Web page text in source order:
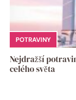
POTRAVINY
Nejdražší
celého světa